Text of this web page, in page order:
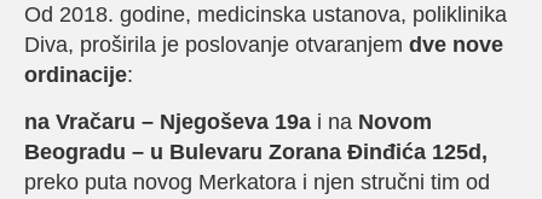
Od 2018. godine, medicinska ustanova, poliklinika
Diva, proširila je poslovanje otvaranjem dve nove
ordinacije:
na Vračaru – Njegoševa 19a i na Novom
Beogradu – u Bulevaru Zorana Đinđića 125d,
preko puta novog Merkatora i njen stručni tim od